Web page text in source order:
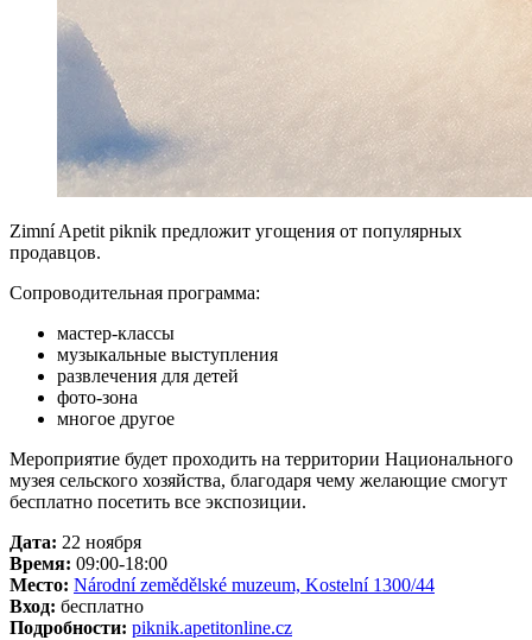
Zimní Apetit piknik предложит угощения от популярных
продавцов.
Сопроводительная программа:
мастер-классы
музыкальные выступления
развлечения для детей
фото-зона
многое другое
Мероприятие будет проходить на территории Национального
музея сельского хозяйства, благодаря чему желающие смогут
бесплатно посетить все экспозиции.
Дата: 22 ноября
Время: 09:00-18:00
Место: Národní zemědělské muzeum, Kostelní 1300/44
Вход: бесплатно
Подробности: piknik.apetitonline.cz